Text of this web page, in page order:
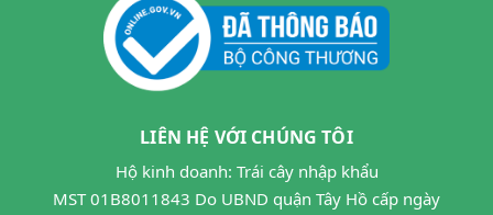
LIÊN HỆ VỚI CHÚNG TÔI
Hộ kinh doanh: Trái cây nhập khẩu
MST 01B8011843 Do UBND quận Tây Hồ cấp ngày